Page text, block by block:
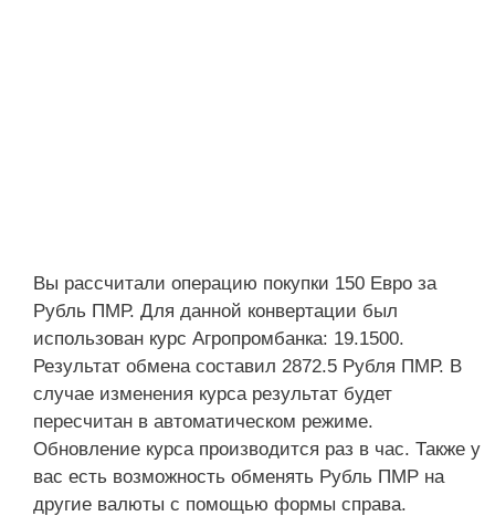
Вы рассчитали операцию покупки 150 Евро за
Рубль ПМР. Для данной конвертации был
использован курс Агропромбанка: 19.1500.
Результат обмена составил 2872.5 Рубля ПМР. В
случае изменения курса результат будет
пересчитан в автоматическом режиме.
Обновление курса производится раз в час. Также у
вас есть возможность обменять Рубль ПМР на
другие валюты с помощью формы справа.